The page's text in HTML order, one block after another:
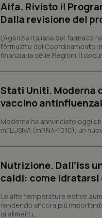
Aifa. Rivisto il
Dalla revisione del
L’Agenzia italiana del farmaco
formulate dal Coordinamento
finanziaria delle Regioni. Il
Stati Uniti. Moderna
vaccino
Moderna ha annunciato oggi
mFLUSIVA (mRNA-1010), un
Nutrizione. Dall’Iss
caldi: come idratarsi
Le alte temperature estive
rendendo ancora più
di alimenti...
e l'accesso alle aree
Nome
tracking-enable